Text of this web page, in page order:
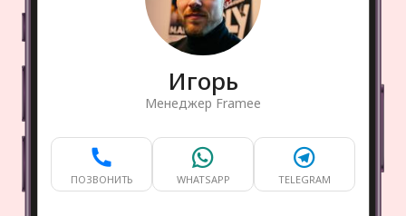
Игорь
Менеджер Framee
ПОЗВОНИТЬ WHATSAPP TELEGRAM